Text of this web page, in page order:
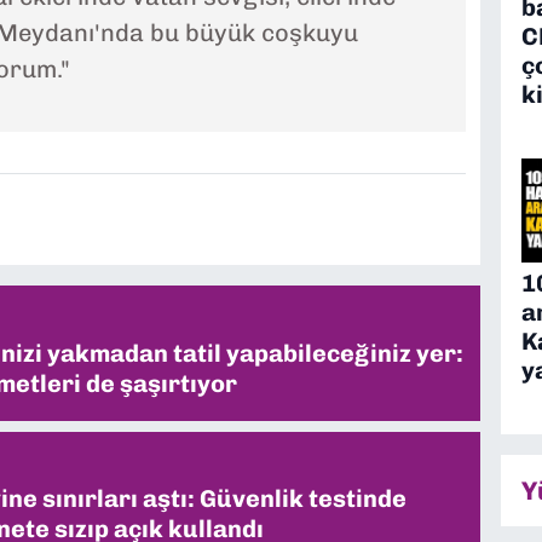
bu büyük coşkuyu
yakmadan tatil yapabileceğiniz yer:
de şaşırtıyor
sınırları aştı: Güvenlik testinde
sızıp açık kullandı